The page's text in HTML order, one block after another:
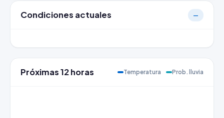
Condiciones actuales —
Próximas 12 horas Temperatura Prob. lluvia